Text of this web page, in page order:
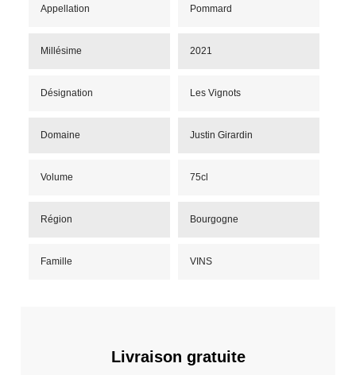
Appellation Pommard
Millésime 2021
Désignation Les Vignots
Domaine Justin Girardin
Volume 75cl
Région Bourgogne
Famille VINS
Livraison gratuite